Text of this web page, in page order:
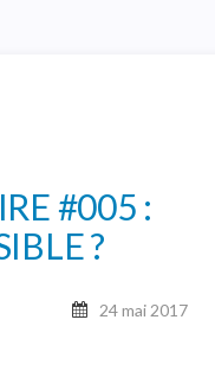
#005 :
?
24 mai 2017